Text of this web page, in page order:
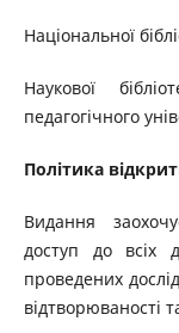
Національної
Наукової
педагогічного
Політика
Видання
доступ до всіх
проведених
відтворюваності